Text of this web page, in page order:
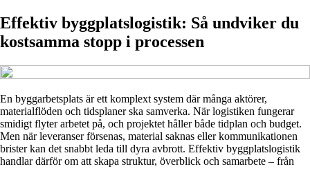
Effektiv byggplatslogistik: Så undviker du
kostsamma stopp i processen
En byggarbetsplats är ett komplext system där många aktörer,
materialflöden och tidsplaner ska samverka. När logistiken fungerar
smidigt flyter arbetet på, och projektet håller både tidplan och budget.
Men när leveranser försenas, material saknas eller kommunikationen
brister kan det snabbt leda till dyra avbrott. Effektiv byggplatslogistik
handlar därför om att skapa struktur, överblick och samarbete – från